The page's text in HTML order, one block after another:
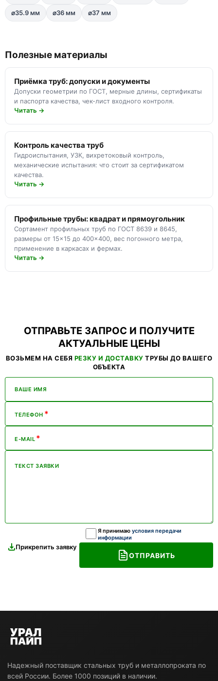
⌀35.9 мм ⌀36 мм ⌀37 мм
Полезные материалы
Приёмка труб: допуски и документы
Допуски геометрии по ГОСТ, мерные длины, сертификаты
и паспорта качества, чек-лист входного контроля.
Читать →
Контроль качества труб
Гидроиспытания, УЗК, вихретоковый контроль,
механические испытания: что стоит за сертификатом
качества.
Читать →
Профильные трубы: квадрат и прямоугольник
Сортамент профильных труб по ГОСТ 8639 и 8645,
размеры от 15×15 до 400×400, вес погонного метра,
применение в каркасах и фермах.
Читать →
ОТПРАВЬТЕ ЗАПРОС И ПОЛУЧИТЕ
АКТУАЛЬНЫЕ ЦЕНЫ
ВОЗЬМЕМ НА СЕБЯ РЕЗКУ И ДОСТАВКУ ТРУБЫ ДО ВАШЕГО
ОБЪЕКТА
ВАШЕ ИМЯ
ТЕЛЕФОН *
E-MAIL *
ТЕКСТ ЗАЯВКИ
Прикрепить заявку
Я принимаю условия передачи
информации
ОТПРАВИТЬ
Надежный поставщик стальных труб и металлопроката по
всей России. Более 1000 позиций в наличии.